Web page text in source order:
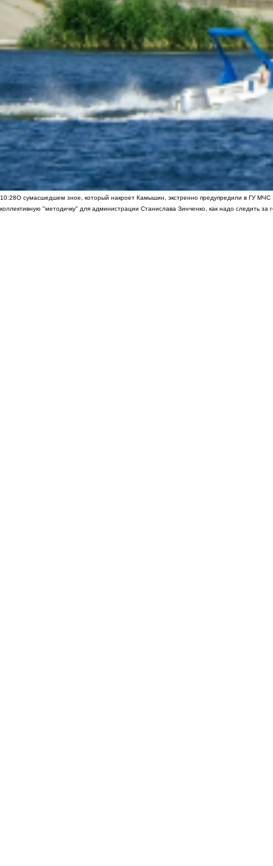
10:28О сумасшедшем зное, который накроет Камышин, экстренно предупредили в ГУ МЧС
коллективную "методичку" для администрации Станислава Зинченко, как надо следить за